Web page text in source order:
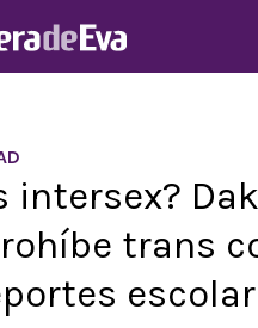
intersex?
trans